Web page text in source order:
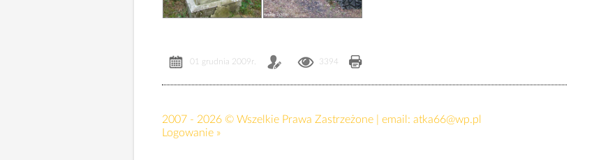
01 grudnia 2009r. 3394
2007 - 2026 © Wszelkie Prawa Zastrzeżone | email: atka66@wp.pl
Logowanie »